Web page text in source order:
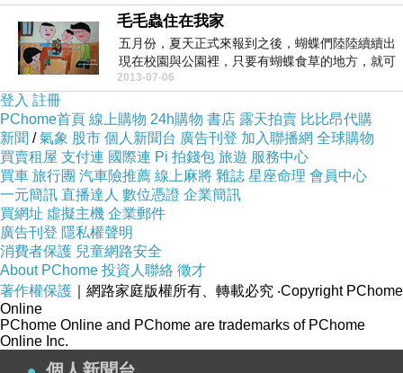
毛毛蟲住在我家
五月份，夏天正式來報到之後，蝴蝶們陸陸續續出
現在校園與公園裡，只要有蝴蝶食草的地方，就可
以看到蝴蝶幼...
2013-07-06
登入 註冊
PChome首頁 線上購物 24h購物 書店 露天拍賣 比比昂代購
新聞 /氣象 股市 個人新聞台 廣告刊登 加入聯播網 全球購物
買賣租屋 支付連 國際連 Pi 拍錢包 旅遊 服務中心
買車 旅行團 汽車險推薦 線上麻將 雜誌 星座命理 會員中心
一元簡訊 直播達人 數位憑證 企業簡訊
買網址 虛擬主機 企業郵件
廣告刊登 隱私權聲明
消費者保護 兒童網路安全
About PChome 投資人聯絡 徵才
著作權保護 ｜網路家庭版權所有、轉載必究 ‧Copyright PChome
Online
PChome Online and PChome are trademarks of PChome
Online Inc.